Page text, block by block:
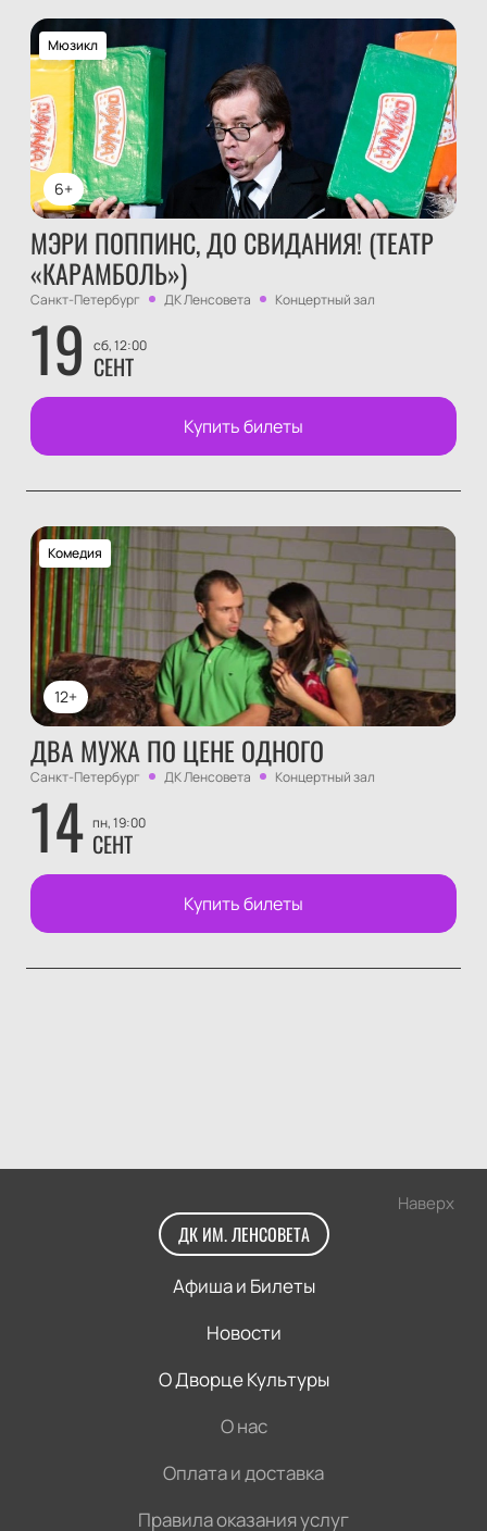
6+
Мюзикл
МЭРИ ПОППИНС, ДО СВИДАНИЯ! (ТЕАТР
«КАРАМБОЛЬ»)
Санкт-Петербург ДК Ленсовета Концертный зал
19 сб, 12:00
СЕНТ
Купить билеты
12+
Комедия
ДВА МУЖА ПО ЦЕНЕ ОДНОГО
Санкт-Петербург ДК Ленсовета Концертный зал
14 пн, 19:00
СЕНТ
Купить билеты
Наверх
ДК ИМ. ЛЕНСОВЕТА
Афиша и Билеты
Новости
О Дворце Культуры
О нас
Оплата и доставка
Правила оказания услуг